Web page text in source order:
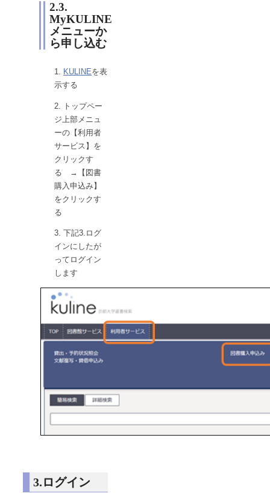
2.3.
MyKULINE
メニューか
ら申し込む
KULINEを表
示する
トップペー
ジ上部メニュ
ーの【利用者
サービス】を
クリックす
る →【図書
購入申込み】
をクリックす
る
下記3.ログ
インにしたが
ってログイン
します
3.ログイン